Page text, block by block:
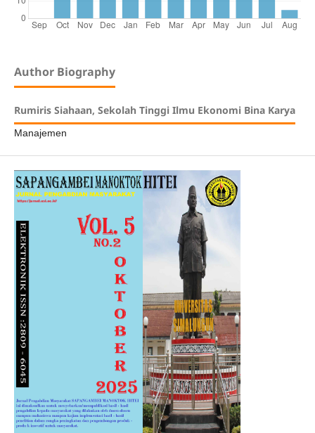
Author Biography
Rumiris Siahaan, Sekolah Tinggi Ilmu Ekonomi Bina Karya
Manajemen